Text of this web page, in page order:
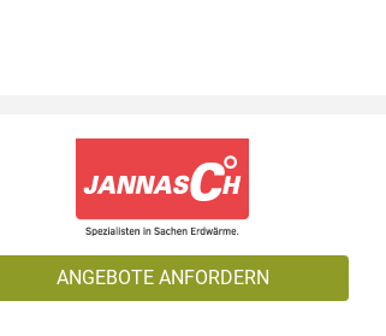
ANGEBOTE ANFORDERN